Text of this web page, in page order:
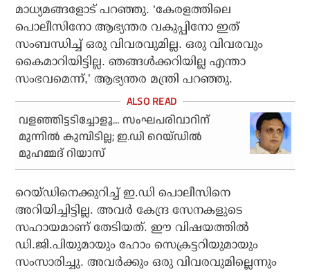
മാധ്യമങ്ങളോട് പറഞ്ഞു. ‘കേരളത്തിലെ
പൊലീസിനോ ആഭ്യന്തര വകുപ്പിനോ ഇത്
സംബന്ധിച്ച് ഒരു വിവരവുമില്ല. ഒരു വിവരവും
കൈമാറിയിട്ടില്ല. ഞങ്ങള്‍ക്കറിയില്ല എന്താ
സംഭവമെന്ന്,’ ആഭ്യന്തര മന്ത്രി പറഞ്ഞു.
വളഞ്ഞിട്ടടിച്ചോളൂ… സംഘപരിവാറിന്
മുന്നില്‍ കുമ്പിടില്ല; ഇ.ഡി റെയ്ഡില്‍
മുഹമ്മദ് റിയാസ്
റെയ്ഡിനെക്കുറിച്ച് ഇ.ഡി പൊലീസിനെ
അറിയിച്ചിട്ടില്ല. അവര്‍ കേന്ദ്ര സേനകളുടെ
സഹായമാണ് തേടിയത്. ഈ വിഷയത്തില്‍
ഡി.ജി.പിയുമായും ഹോം സെക്രട്ടറിയുമായും
സംസാരിച്ചു. അവര്‍ക്കും ഒരു വിവരവുമില്ലെന്നും